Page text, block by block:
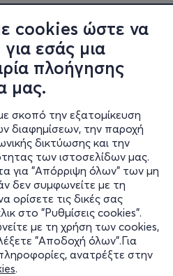
cookies ώστε να
εσάς μια
πλοήγησης
μας.
σκοπό την εξατομίκευση
διαφημίσεων, την παροχή
δικτύωσης και την
των ιστοσελίδων μας.
για "Απόρριψη όλων" των μη
δεν συμφωνείτε με τη
ορίσετε τις δικές σας
στο "Ρυθμίσεις cookies".
με τη χρήση των cookies,
"Αποδοχή όλων".Για
ανατρέξτε στην
.